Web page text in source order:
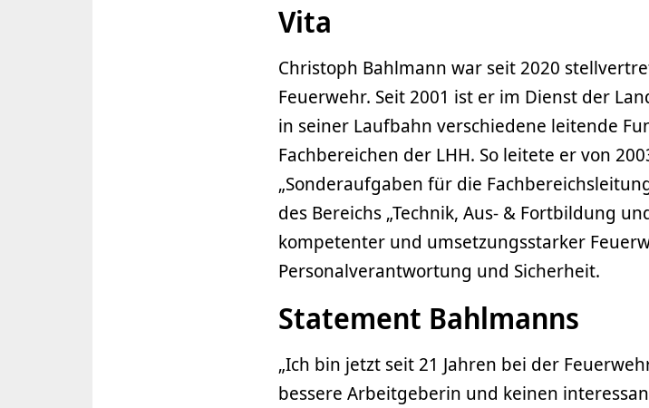
Vita
Christoph Bahlmann war seit 2020
Feuerwehr. Seit 2001 ist er im Dienst der
in seiner Laufbahn verschiedene leitende
Fachbereichen der LHH. So leitete er von
„Sonderaufgaben für die
des Bereichs „Technik, Aus- & Fortbildung
kompetenter und umsetzungsstarker
Personalverantwortung und Sicherheit.
Statement Bahlmanns
„Ich bin jetzt seit 21 Jahren bei der
bessere Arbeitgeberin und keinen